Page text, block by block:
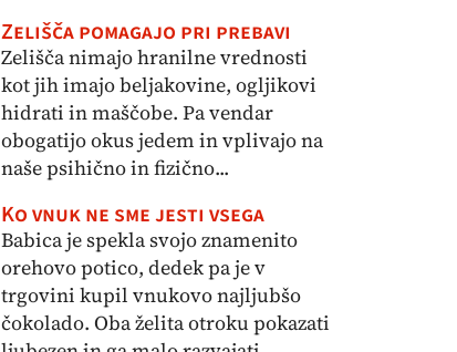
Zelišča pomagajo pri prebavi
Zelišča nimajo hranilne vrednosti
kot jih imajo beljakovine, ogljikovi
hidrati in maščobe. Pa vendar
obogatijo okus jedem in vplivajo na
naše psihično in fizično...
Ko vnuk ne sme jesti vsega
Babica je spekla svojo znamenito
orehovo potico, dedek pa je v
trgovini kupil vnukovo najljubšo
čokolado. Oba želita otroku pokazati